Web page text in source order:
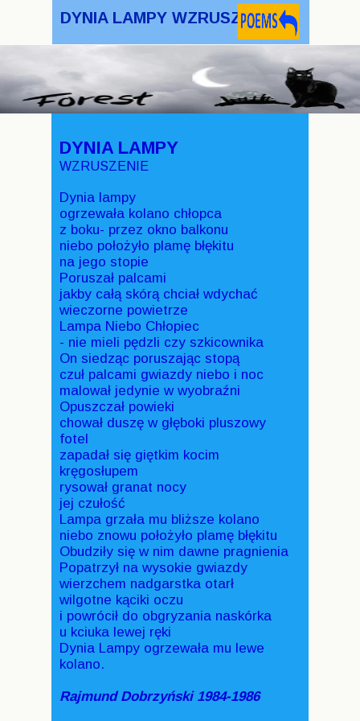
DYNIA LAMPY WZRUSZENIE
DYNIA LAMPY
WZRUSZENIE
Dynia lampy
ogrzewała kolano chłopca
z boku- przez okno balkonu
niebo położyło plamę błękitu
na jego stopie
Poruszał palcami
jakby całą skórą chciał wdychać
wieczorne powietrze
Lampa Niebo Chłopiec
- nie mieli pędzli czy szkicownika
On siedząc poruszając stopą
czuł palcami gwiazdy niebo i noc
malował jedynie w wyobraźni
Opuszczał powieki
chował duszę w głęboki pluszowy
fotel
zapadał się giętkim kocim
kręgosłupem
rysował granat nocy
jej czułość
Lampa grzała mu bliższe kolano
niebo znowu położyło plamę błękitu
Obudziły się w nim dawne pragnienia
Popatrzył na wysokie gwiazdy
wierzchem nadgarstka otarł
wilgotne kąciki oczu
i powrócił do obgryzania naskórka
u kciuka lewej ręki
Dynia Lampy ogrzewała mu lewe
kolano.
Rajmund Dobrzyński 1984-1986